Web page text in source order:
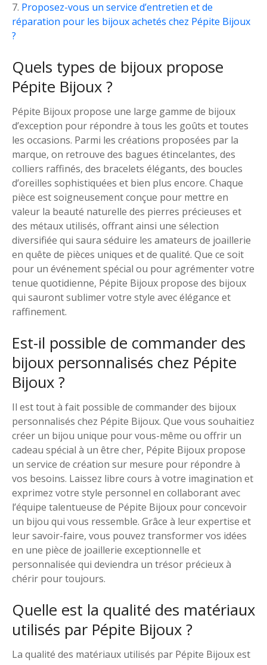
Proposez-vous un service d’entretien et de
réparation pour les bijoux achetés chez Pépite Bijoux
?
Quels types de bijoux propose
Pépite Bijoux ?
Pépite Bijoux propose une large gamme de bijoux
d’exception pour répondre à tous les goûts et toutes
les occasions. Parmi les créations proposées par la
marque, on retrouve des bagues étincelantes, des
colliers raffinés, des bracelets élégants, des boucles
d’oreilles sophistiquées et bien plus encore. Chaque
pièce est soigneusement conçue pour mettre en
valeur la beauté naturelle des pierres précieuses et
des métaux utilisés, offrant ainsi une sélection
diversifiée qui saura séduire les amateurs de joaillerie
en quête de pièces uniques et de qualité. Que ce soit
pour un événement spécial ou pour agrémenter votre
tenue quotidienne, Pépite Bijoux propose des bijoux
qui sauront sublimer votre style avec élégance et
raffinement.
Est-il possible de commander des
bijoux personnalisés chez Pépite
Bijoux ?
Il est tout à fait possible de commander des bijoux
personnalisés chez Pépite Bijoux. Que vous souhaitiez
créer un bijou unique pour vous-même ou offrir un
cadeau spécial à un être cher, Pépite Bijoux propose
un service de création sur mesure pour répondre à
vos besoins. Laissez libre cours à votre imagination et
exprimez votre style personnel en collaborant avec
l’équipe talentueuse de Pépite Bijoux pour concevoir
un bijou qui vous ressemble. Grâce à leur expertise et
leur savoir-faire, vous pouvez transformer vos idées
en une pièce de joaillerie exceptionnelle et
personnalisée qui deviendra un trésor précieux à
chérir pour toujours.
Quelle est la qualité des matériaux
utilisés par Pépite Bijoux ?
La qualité des matériaux utilisés par Pépite Bijoux est